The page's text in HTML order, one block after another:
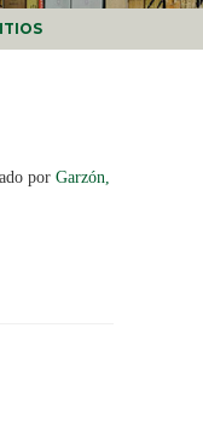
por Garzón,